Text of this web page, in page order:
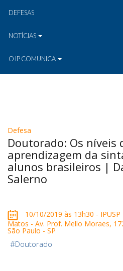
DEFESAS
NOTÍCIAS
O IP COMUNICA
Defesa
Doutorado: Os níveis
aprendizagem da
alunos brasileiros |
Salerno
10/10/2019 às 13h30 -
Matos - Av. Prof. Mello Moraes,
São Paulo - SP
#Doutorado